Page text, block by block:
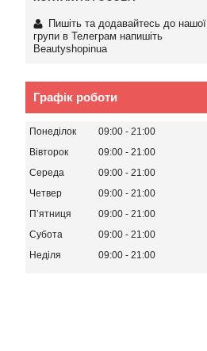
Пишіть та додавайтесь до нашої
групи в Телеграм напишіть
Beautyshopinua
Графік роботи
Понеділок 09:00
21:00
Вівторок
09:00
21:00
Середа
09:00
21:00
Четвер
09:00
21:00
Пʼятниця
09:00
21:00
Субота
09:00
21:00
Неділя
09:00 21:00